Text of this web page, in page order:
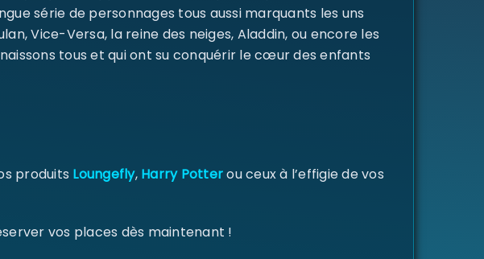
de moi
série de personnages tous aussi marquants les uns
Vice-Versa, la reine des neiges, Aladdin, ou encore les
tous et qui ont su conquérir le cœur des enfants
produits Loungefly,Harry Potterou ceux à l’effigie de vos
vos places dès maintenant !